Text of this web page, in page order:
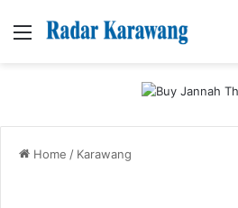
Menu
Home / Karawang